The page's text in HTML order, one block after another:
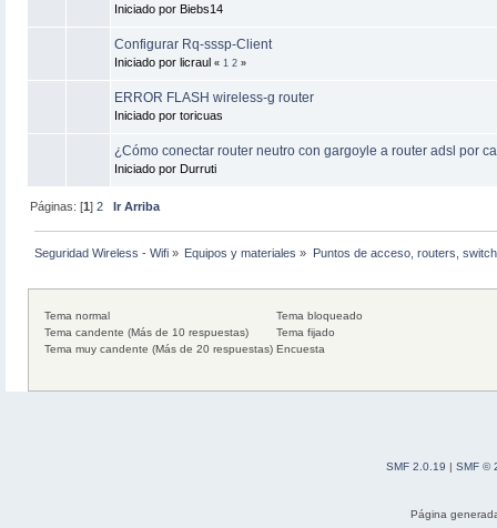
Iniciado por Biebs14
Configurar Rq-sssp-Client
Iniciado por licraul « 1 2»
ERROR FLASH wireless-g router
Iniciado por toricuas
¿Cómo conectar router neutro con gargoyle a router adsl por
Iniciado por Durruti
Páginas: [1]2 Ir Arriba
Seguridad Wireless - Wifi » Equipos y materiales » Puntos de acceso, routers,
Tema normal
Tema candente (Más de 10 respuestas)
Tema muy candente (Más de 20 respuestas)
Tema bloqueado
Tema fijado
Encuesta
SMF 2.0.19 | SMF ©
Página